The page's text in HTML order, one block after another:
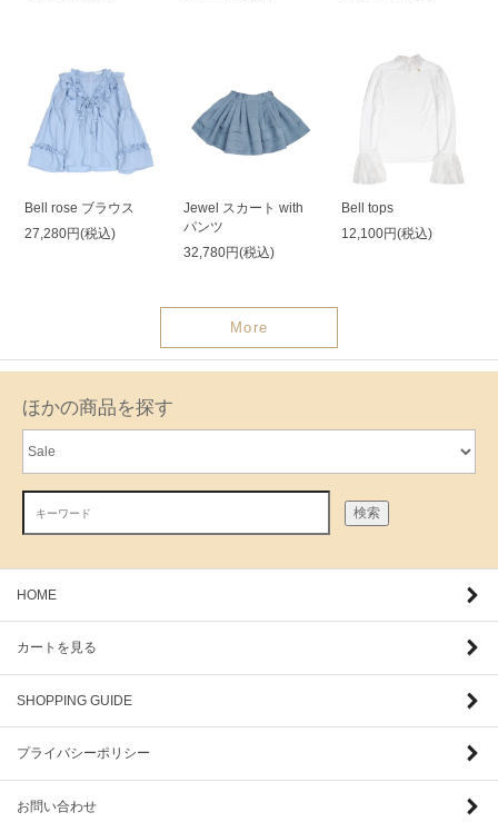
Bell rose ブラウス
27,280円(税込)
Jewel スカート with
パンツ
32,780円(税込)
Bell tops
12,100円(税込)
More
ほかの商品を探す
検索
HOME
カートを見る
SHOPPING GUIDE
プライバシーポリシー
お問い合わせ